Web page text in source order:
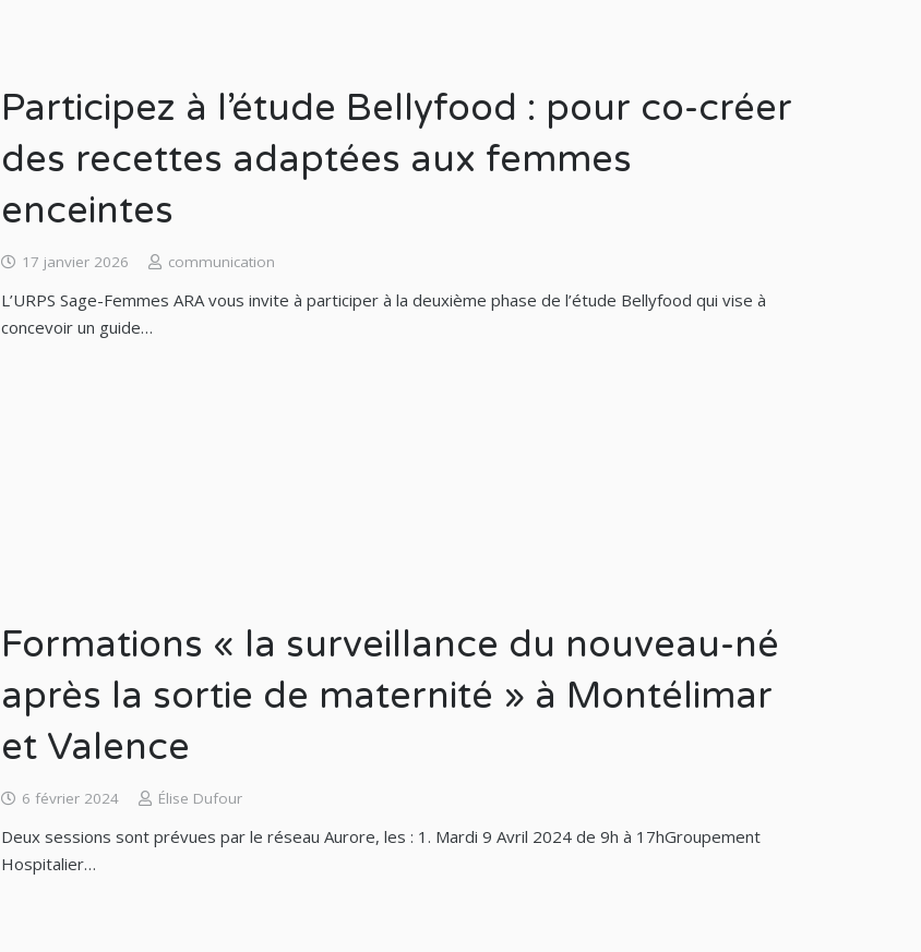
Participez à l’étude Bellyfood : pour co-créer
des recettes adaptées aux femmes
enceintes
17 janvier 2026 communication
L’URPS Sage-Femmes ARA vous invite à participer à la deuxième phase de l’étude Bellyfood qui vise à
concevoir un guide…
Formations « la surveillance du nouveau-né
après la sortie de maternité » à Montélimar
et Valence
6 février 2024 Élise Dufour
Deux sessions sont prévues par le réseau Aurore, les : 1. Mardi 9 Avril 2024 de 9h à 17hGroupement
Hospitalier…